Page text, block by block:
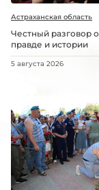
Астраханская область
Честный разговор о
правде и истории
5 августа 2026